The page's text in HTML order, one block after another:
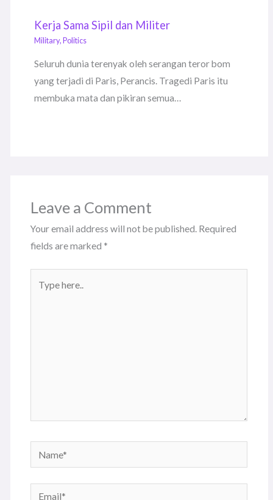
Kerja Sama Sipil dan Militer
Military,Politics
Seluruh dunia terenyak oleh serangan teror bom
yang terjadi di Paris, Perancis. Tragedi Paris itu
membuka mata dan pikiran semua…
Leave a Comment
Your email address will not be published. Required
fields are marked *
here..
Name*
Email*